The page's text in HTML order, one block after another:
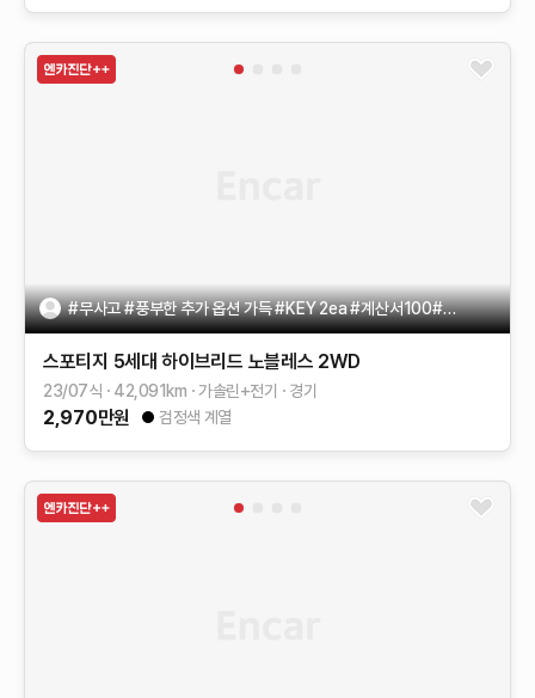
#무사고 #풍부한 추가 옵션 가득 #KEY 2ea #계산서100#빠른출고
스포티지 5세대 하이브리드 노블레스 2WD
23/07식 42,091 km 가솔린+전기 경기
2,970만원 검정색 계열